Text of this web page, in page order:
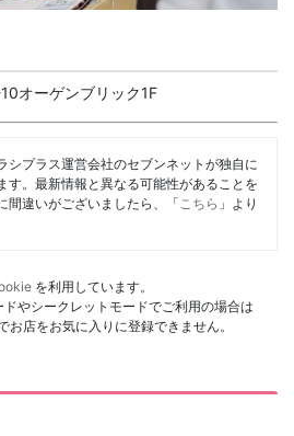
オーゲンブリック1F
シプラス運営会社のセブンネットが独自に
す。最新情報と異なる可能性があることを
間違いがございましたら、「 こちら 」より
を利用しています。
やシークレットモードでご利用の場合は
店をお気に入りに登録できません。